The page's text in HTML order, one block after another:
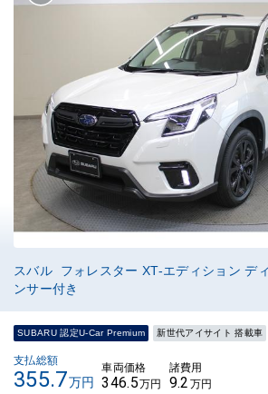
スバル フォレスター XT-エディション デ
ンサー付き
SUBARU 認定U-Car Premium 新世代アイサイト 搭載車
支払総額
355.7万円
車両価格
346.5万円
諸費用
9.2 万円